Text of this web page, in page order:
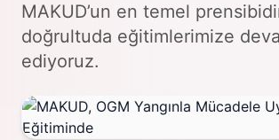
MAKUD’un en temel
doğrultuda eğitimlerimize
ediyoruz.